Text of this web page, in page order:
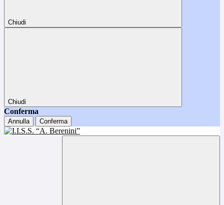
Chiudi
Chiudi
Conferma
Annulla Conferma